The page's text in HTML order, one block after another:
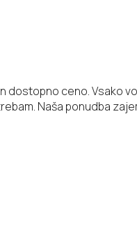
dostopno ceno. Vsako
Naša ponudba